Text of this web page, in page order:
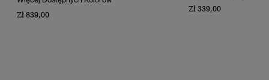
Zł 839,00
Zł 339,00